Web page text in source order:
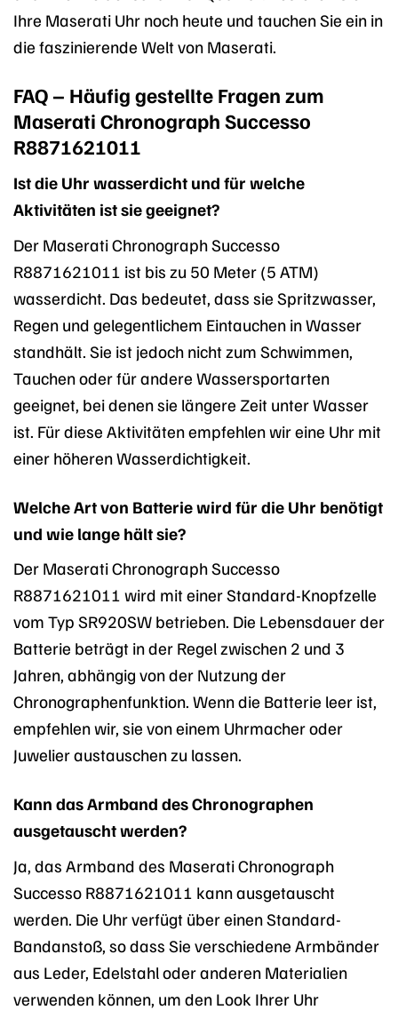
Ihre Maserati Uhr noch heute und tauchen Sie ein in
die faszinierende Welt von Maserati.
FAQ – Häufig gestellte Fragen zum
Maserati Chronograph Successo
R8871621011
Ist die Uhr wasserdicht und für welche
Aktivitäten ist sie geeignet?
Der Maserati Chronograph Successo
R8871621011 ist bis zu 50 Meter (5 ATM)
wasserdicht. Das bedeutet, dass sie Spritzwasser,
Regen und gelegentlichem Eintauchen in Wasser
standhält. Sie ist jedoch nicht zum Schwimmen,
Tauchen oder für andere Wassersportarten
geeignet, bei denen sie längere Zeit unter Wasser
ist. Für diese Aktivitäten empfehlen wir eine Uhr mit
einer höheren Wasserdichtigkeit.
Welche Art von Batterie wird für die Uhr benötigt
und wie lange hält sie?
Der Maserati Chronograph Successo
R8871621011 wird mit einer Standard-Knopfzelle
vom Typ SR920SW betrieben. Die Lebensdauer der
Batterie beträgt in der Regel zwischen 2 und 3
Jahren, abhängig von der Nutzung der
Chronographenfunktion. Wenn die Batterie leer ist,
empfehlen wir, sie von einem Uhrmacher oder
Juwelier austauschen zu lassen.
Kann das Armband des Chronographen
ausgetauscht werden?
Ja, das Armband des Maserati Chronograph
Successo R8871621011 kann ausgetauscht
werden. Die Uhr verfügt über einen Standard-
Bandanstoß, so dass Sie verschiedene Armbänder
aus Leder, Edelstahl oder anderen Materialien
verwenden können, um den Look Ihrer Uhr